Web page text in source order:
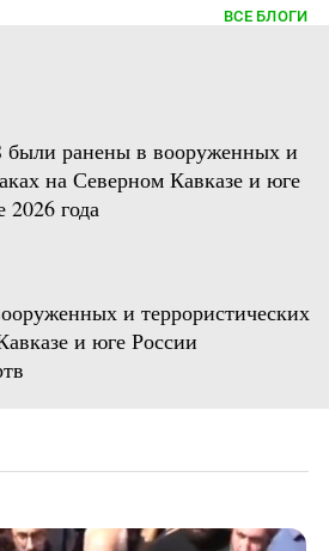
ВСЕ БЛОГИ
были ранены в вооруженных и
на Северном Кавказе и юге
2026 года
и террористических
и юге России